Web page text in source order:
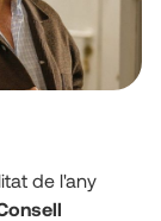
de l'any